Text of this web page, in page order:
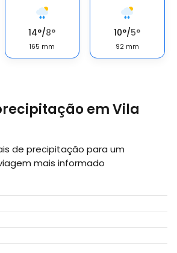
14°/8°
165 mm
10°/5°
92 mm
em Vila
de precipitação para um
mais informado